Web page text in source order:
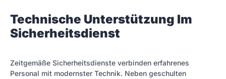
Technische Unterstützung Im
Sicherheitsdienst
Zeitgemäße Sicherheitsdienste verbinden erfahrenes
Personal mit modernster Technik. Neben geschulten